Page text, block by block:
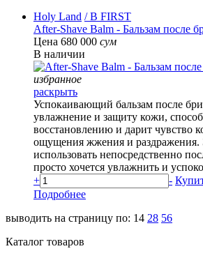
Holy Land / B FIRST
After-Shave Balm - Бальзам после
Цена 680 000 сум
В наличии
избранное
раскрыть
Успокаивающий бальзам после
увлажнение и защиту кожи,
восстановлению и дарит чувство
ощущения жжения и раздражения.
использовать непосредственно
просто хочется увлажнить и
+
-
Подробнее
выводить на страницу по: 14 28 56
Каталог товаров